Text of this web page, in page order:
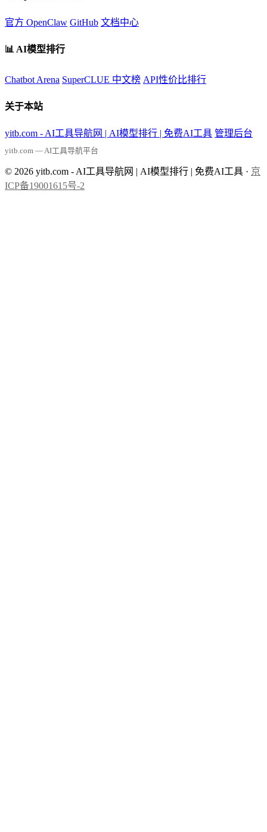
官方 OpenClaw GitHub 文档中心
📊 AI模型排行
Chatbot Arena SuperCLUE 中文榜 API性价比排行
关于本站
yitb.com - AI工具导航网 | AI模型排行 | 免费AI工具 管理后台
yitb.com — AI工具导航平台
© 2026 yitb.com - AI工具导航网 | AI模型排行 | 免费AI工具 · 京
ICP备19001615号-2